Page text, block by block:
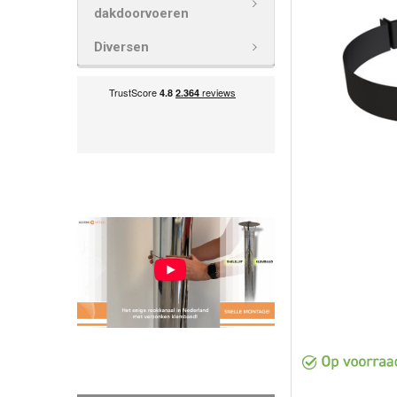
dakdoorvoeren
Diversen
TOE AAN